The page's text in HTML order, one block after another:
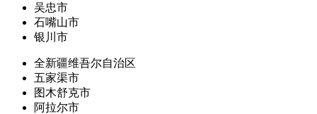
吴忠市
石嘴山市
银川市
全新疆维吾尔自治区
五家渠市
图木舒克市
阿拉尔市